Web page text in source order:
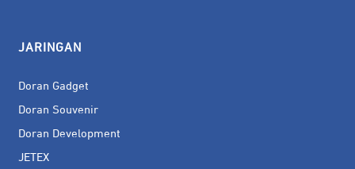
JARINGAN
Doran Gadget
Doran Souvenir
Doran Development
JETEX